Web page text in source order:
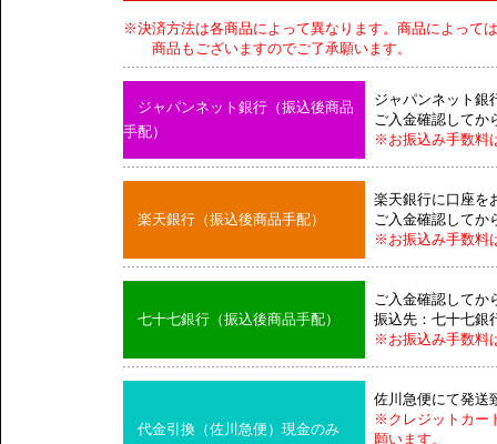
※決済方法は各商品によって異なります。商品によって
商品もございますのでご了承願います。
ジャパンネット銀行（振込後商品
手配）
ジャパンネット銀
ご入金確認してか
※お振込み手数料
楽天銀行（振込後商品手配）
楽天銀行に口座を
ご入金確認してか
※お振込み手数料
七十七銀行（振込後商品手配）
ご入金確認してか
振込先：七十七銀
※お振込み手数料
代金引換（佐川急便）現金のみ
佐川急便にて発送
※クレジットカー
願います。